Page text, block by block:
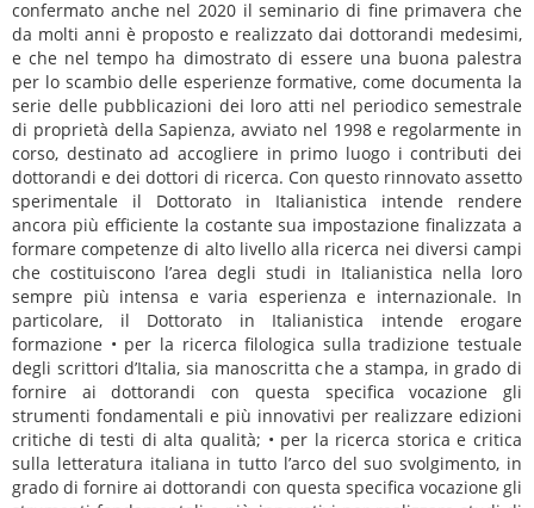
confermato anche nel 2020 il seminario di fine primavera che
da molti anni è proposto e realizzato dai dottorandi medesimi,
e che nel tempo ha dimostrato di essere una buona palestra
per lo scambio delle esperienze formative, come documenta la
serie delle pubblicazioni dei loro atti nel periodico semestrale
di proprietà della Sapienza, avviato nel 1998 e regolarmente in
corso, destinato ad accogliere in primo luogo i contributi dei
dottorandi e dei dottori di ricerca. Con questo rinnovato assetto
sperimentale il Dottorato in Italianistica intende rendere
ancora più efficiente la costante sua impostazione finalizzata a
formare competenze di alto livello alla ricerca nei diversi campi
che costituiscono l’area degli studi in Italianistica nella loro
sempre più intensa e varia esperienza e internazionale. In
particolare, il Dottorato in Italianistica intende erogare
formazione • per la ricerca filologica sulla tradizione testuale
degli scrittori d’Italia, sia manoscritta che a stampa, in grado di
fornire ai dottorandi con questa specifica vocazione gli
strumenti fondamentali e più innovativi per realizzare edizioni
critiche di testi di alta qualità; • per la ricerca storica e critica
sulla letteratura italiana in tutto l’arco del suo svolgimento, in
grado di fornire ai dottorandi con questa specifica vocazione gli